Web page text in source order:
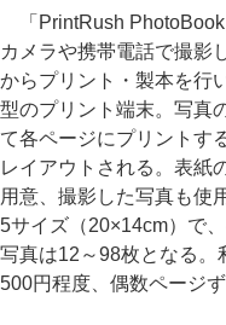
「PrintRush
カメラや携帯電話で撮影
からプリント・製本を行
型のプリント端末。写真
て各ページにプリントす
レイアウトされる。表紙
用意、撮影した写真も使
5サイズ（20×14cm）で
写真は12～98枚となる。
500円程度、偶数ページ